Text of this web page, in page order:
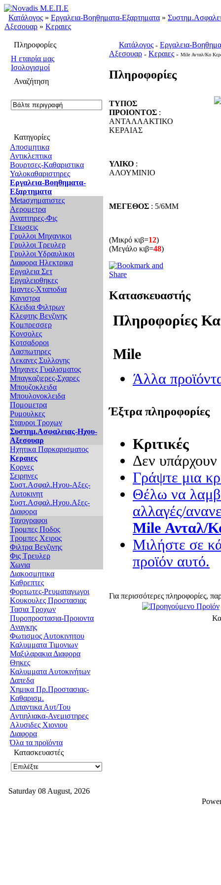
Κατάλογος » Εργαλεια-Βοηθηματα-Εξαρτηματα »
Αξεσουαρ » Κεραιες
Πληροφορίες
H εταιρία μας
Ισολογισμοί
Αναζήτηση
Κατηγορίες
Αποσμητικα
Αντικλεπτικα
Βουρτσες-Καθαριστικα
Υαλοκαθαριστηρες
Εργαλεια-Βοηθηματα-
Εξαρτηματα
Metaσχηματιστες
Αερομετρα
Αναπτηρες-Φις
Γειωσεις
Γρυλλοι Μηχανικοι
Γρυλλοι Τρευλερ
Γρυλλοι Υδραυλικοι
Διαφορα Ηλεκτρικα
Εργαλεια Σετ
Εργαλειοθηκες
Ιμαντες-Χταποδια
Κανιστρα
Κλειδια Φιλτρων
Κλεφτης Βενζινης
Κομπρεσσερ
Κονσολες
Κοτσαδοροι
Λασπωτηρες
Λεκανες Συλλογης
Μηχανες Γυαλισματος
Μπαγκαζιερες-Σχαρες
Μπουζοκλειδα
Μπουλονοκλειδα
Πομομετρα
Ρυμουλκες
Σταυροι Τροχων
Συστημ.Ασφαλειας-Ηχου-
Αξεσουαρ
Ηχητικα Παρκαρισματος
Κεραιες
Κορνες
Σειρηνες
Συστ.Ασφαλ.Ηχου-Αξες-
Αυτοκινητ
Συστ.Ασφαλ.Ηχου.Αξες-
Διαφορα
Ταχογραφοι
Τρομπες Ποδος
Τρομπες Χειρος
Φιλτρα Βενζινης
Φις Τρευλερ
Χωνια
Διακοσμητικα
Καθρεπτες
Φορτωτες-Ρευματαγωγοι
Κουκουλες Προστασιας
Τασια Τροχων
Πυροπροστασια-Προιοντα
Αναγκης
Φωτισμος Αυτοκινητου
Καλυμματα Τιμονιων
Μαξιλαρακια Διαφορα
Θηκες
Καλυμματα Αυτοκινήτων
Δαπεδα
Χημικα Πρ.Προστασιας-
Καθαρισμ.
Λιπαντικα Αυτ/Του
Αντιηλιακα-Ανεμιστηρες
Αλυσιδες Χιονιου
Διαφορα
Όλα τα προϊόντα
Κατασκευαστές
Κατάλογος » Εργαλεια-
Αξεσουαρ » Κεραιες » Mile Ανταλ/Κο
Πληροφορίες
ΤΥΠΟΣ
ΠΡΟΙΟΝΤΟΣ :
ΑΝΤΑΛΛΑΚΤΙΚΟ
ΚΕΡΑΙΑΣ
ΥΛΙΚΟ :
ΑΛΟΥΜΙΝΙΟ
ΜΕΓΕΘΟΣ : 5/6ΜΜ
(Μικρό κιβ=12)
(Μεγάλο κιβ=48)
Κατασκευαστής
Πληροφορίες
Mile
Άλλα
Έξτρα πληροφορίες
Κριτικές
Δεν υπάρχουν
Γράψτε μια
Θέλω να
αλλαγές/
Mile Ανταλ/
Μιλήστε σε
προϊόν αυτό.
Για περισσότερες πληροφορίες,
Saturday 08 August, 2026